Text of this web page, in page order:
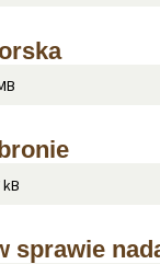
sprawie